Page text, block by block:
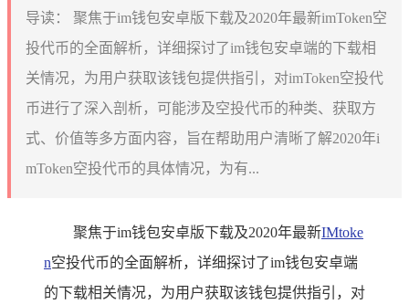
导读：
聚焦于im钱包安卓版下载及2020年最新imToken空
投代币的全面解析，详细探讨了im钱包安卓端的下载相
关情况，为用户获取该钱包提供指引，对imToken空投代
币进行了深入剖析，可能涉及空投代币的种类、获取方
式、价值等多方面内容，旨在帮助用户清晰了解2020年i
mToken空投代币的具体情况，为有...
聚焦于im钱包安卓版下载及2020年最新IMtoke
n空投代币的全面解析，详细探讨了im钱包安卓端
的下载相关情况，为用户获取该钱包提供指引，对